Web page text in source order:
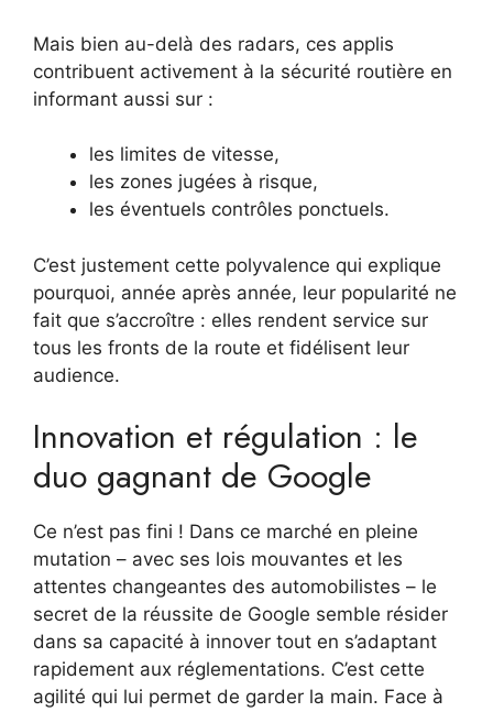
Mais bien au-delà des radars, ces applis
contribuent activement à la sécurité routière en
informant aussi sur :
les limites de vitesse,
les zones jugées à risque,
les éventuels contrôles ponctuels.
C’est justement cette polyvalence qui explique
pourquoi, année après année, leur popularité ne
fait que s’accroître : elles rendent service sur
tous les fronts de la route et fidélisent leur
audience.
Innovation et régulation : le
duo gagnant de Google
Ce n’est pas fini ! Dans ce marché en pleine
mutation – avec ses lois mouvantes et les
attentes changeantes des automobilistes – le
secret de la réussite de Google semble résider
dans sa capacité à innover tout en s’adaptant
rapidement aux réglementations. C’est cette
agilité qui lui permet de garder la main. Face à